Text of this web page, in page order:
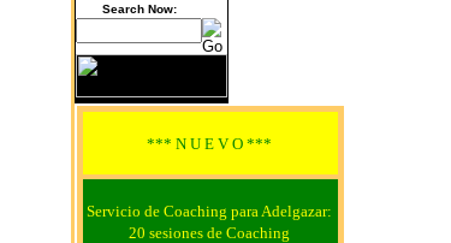
Search Now:
*** N U E V O ***
Servicio de Coaching para Adelgazar:
20 sesiones de Coaching